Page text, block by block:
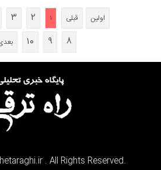
اولین قبلی ۱ ۲ ۳
۸
۹ ۱۰
. All Rights Reserved.